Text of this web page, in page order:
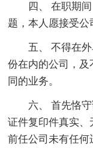
四、 在职期
题，本人愿接受公
五、 不得在
份在内的公司，及
同的业务。
六、 首先恪
证件复印件真实
前任公司未有任何